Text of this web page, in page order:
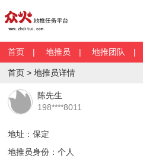
首页 |地推员 |地推团队 |
首页 > 地推员详情
陈先生
198****8011
地址：保定
地推员身份：个人